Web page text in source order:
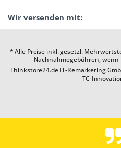
Wir versenden mit:
* Alle Preise inkl. gesetzl.
Nachnahmegebühren,
Thinkstore24.de IT-Remarketing
TC-